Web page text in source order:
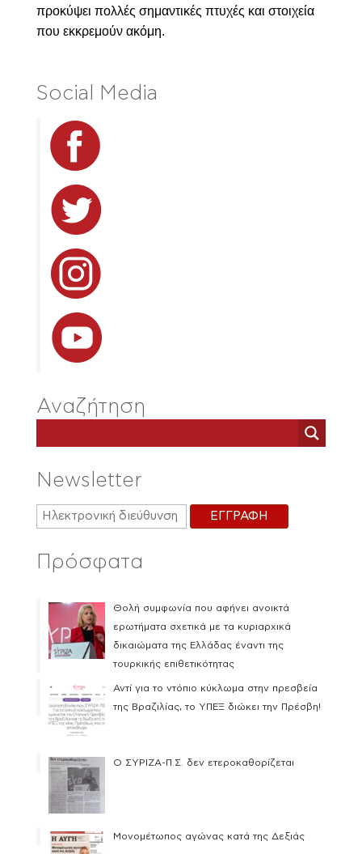
προκύψει πολλές σημαντικές πτυχές και στοιχεία
που εκκρεμούν ακόμη.
Social Media
Αναζήτηση
Newsletter
Πρόσφατα
Θολή συμφωνία που αφήνει ανοικτά
ερωτήματα σχετικά με τα κυριαρχικά
δικαιώματα της Ελλάδας έναντι της
τουρκικής επιθετικότητας
Αντί για το ντόπιο κύκλωμα στην πρεσβεία
της Βραζιλίας, το ΥΠΕΞ διώκει την Πρέσβη!
Ο ΣΥΡΙΖΑ-Π.Σ. δεν ετεροκαθορίζεται
Μονομέτωπος αγώνας κατά της Δεξιάς